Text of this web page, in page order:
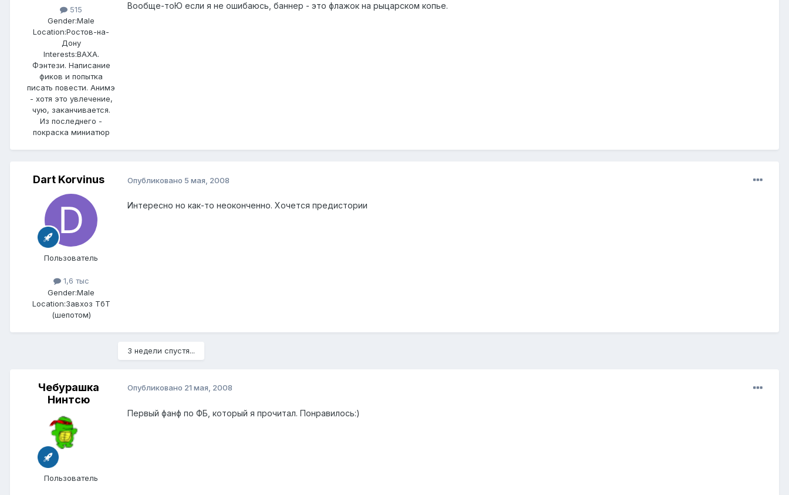
515
Gender:Male
Location:Ростов-на-
Дону
Interests:ВАХА.
Фэнтези. Написание
фиков и попытка
писать повести. Анимэ
- хотя это увлечение,
чую, заканчивается.
Из последнего -
покраска миниатюр
Вообще-тоЮ если я не ошибаюсь, баннер - это флажок на рыцарском копье.
Dart Korvinus
Пользователь
1,6 тыс
Gender:Male
Location:Завхоз ТбТ
(шепотом)
Опубликовано 5 мая, 2008
Интересно но как-то неоконченно. Хочется предистории
3 недели спустя...
Чебурашка
Нинтсю
Пользователь
Опубликовано 21 мая, 2008
Первый фанф по ФБ, который я прочитал. Понравилось:)